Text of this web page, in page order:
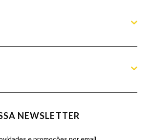
NEWSLETTER